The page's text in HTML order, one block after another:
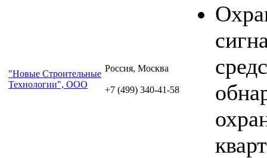
"Новые Строительные
Технологии", ООО
Россия, Москва
+7 (499) 340-41-58